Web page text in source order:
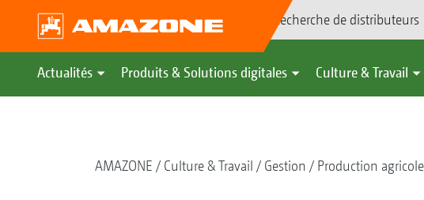
Recherche de distributeurs
Actualités Produits & Solutions digitales Culture & Travail
AMAZONE Culture & Travail Gestion Production